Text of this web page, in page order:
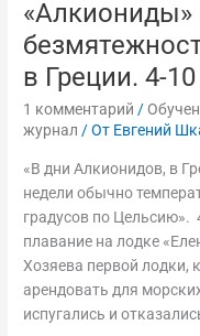
«Алкиониды»
в Греции. 4-
1 комментарий /
журнал / От Евгений
«В дни Алкионидов, в
недели обычно
градусов по Цельсию».
плавание на лодке
Хозяева первой лодки,
арендовать для
испугались и
2025